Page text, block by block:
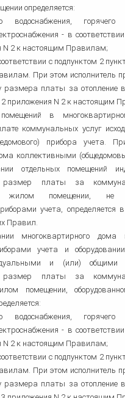
определяется:
горячего
- в
N 2 к настоящим Правилам;
с подпунктом 2
При этом исполнитель
размера платы за отопление в
2 приложения N 2 к настоящим
в
коммунальных услуг
прибора учета.
коллективными
отдельных помещений
размер платы за
жилом помещении, не
учета, определяется в
Правил.
многоквартирного дома
учета и
и (или) общими
размер платы за
помещении,
горячего
- в
N 2 к настоящим Правилам;
с подпунктом 2
При этом исполнитель
размера платы за отопление в